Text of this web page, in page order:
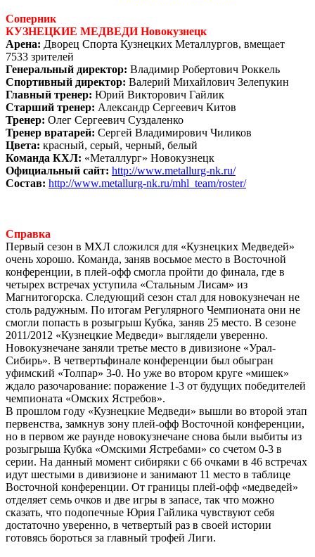
Соперник
КУЗНЕЦКИЕ МЕДВЕДИ Новокузнецк
Арена: Дворец Спорта Кузнецких Металлургов, вмещает
7533 зрителей
Генеральный директор: Владимир Робертович Роккель
Спортивный директор: Валерий Михайлович Зелепукин
Главный тренер: Юрий Викторович Гайлик
Старший тренер: Александр Сергеевич Китов
Тренер: Олег Сергеевич Суздаленко
Тренер вратарей: Сергей Владимирович Чиликов
Цвета: красный, серый, черный, белый
Команда КХЛ: «Металлург» Новокузнецк
Официальный сайт: http://www.metallurg-nk.ru/
Состав: http://www.metallurg-nk.ru/mhl_team/roster/
Справка
Первый сезон в МХЛ сложился для «Кузнецких Медведей»
очень хорошо. Команда, заняв восьмое место в Восточной
конференции, в плей-офф смогла пройти до финала, где в
четырех встречах уступила «Стальным Лисам» из
Магнитогорска. Следующий сезон стал для новокузнечан не
столь радужным. По итогам Регулярного Чемпионата они не
смогли попасть в розыгрыш Кубка, заняв 25 место. В сезоне
2011/2012 «Кузнецкие Медведи» выглядели уверенно.
Новокузнечане заняли третье место в дивизионе «Урал-
Сибирь». В четвертьфинале конференции был обыгран
уфимский «Толпар» 3-0. Но уже во втором круге «мишек»
ждало разочарование: поражение 1-3 от будущих победителей
чемпионата «Омских Ястребов».
В прошлом году «Кузнецкие Медведи» вышли во второй этап
первенства, замкнув зону плей-офф Восточной конференции,
но в первом же раунде новокузнечане снова были выбиты из
розыгрыша Кубка «Омскими Ястребами» со счетом 0-3 в
серии. На данный момент сибиряки с 66 очками в 46 встречах
идут шестыми в дивизионе и занимают 11 место в таблице
Восточной конференции. От границы плей-офф «медведей»
отделяет семь очков и две игры в запасе, так что можно
сказать, что подопечные Юрия Гайлика чувствуют себя
достаточно уверенно, в четвертый раз в своей истории
готовясь бороться за главный трофей Лиги.